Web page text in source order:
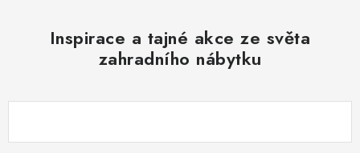
Inspirace a tajné akce ze světa
zahradního nábytku